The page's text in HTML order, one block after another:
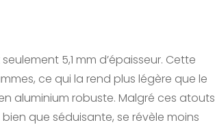
5,1 mm d’épaisseur. Cette
ce qui la rend plus légère que le
aluminium robuste. Malgré ces atouts
que séduisante, se révèle moins